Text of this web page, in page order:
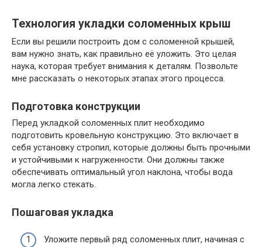
Технология укладки соломенных крыш
Если вы решили построить дом с соломенной крышей,
вам нужно знать, как правильно её уложить. Это целая
наука, которая требует внимания к деталям. Позвольте
мне рассказать о некоторых этапах этого процесса.
Подготовка конструкции
Перед укладкой соломенных плит необходимо
подготовить кровельную конструкцию. Это включает в
себя установку стропил, которые должны быть прочными
и устойчивыми к нагруженности. Они должны также
обеспечивать оптимальный угол наклона, чтобы вода
могла легко стекать.
Пошаговая укладка
Уложите первый ряд соломенных плит, начиная с